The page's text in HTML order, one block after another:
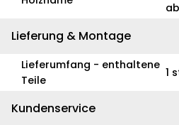
Lieferung & Montage
Lieferumfang - enthaltene
Teile
1
Kundenservice